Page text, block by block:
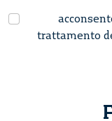
trattamento